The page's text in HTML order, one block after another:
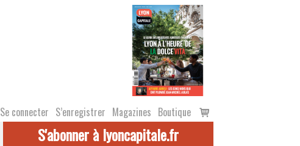
Se connecter S’enregistrer Magazines Boutique
Voir
le
S'abonner à lyoncapitale.fr